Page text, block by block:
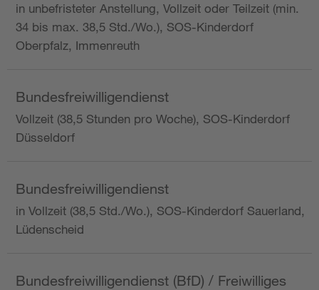
in unbefristeter Anstellung, Vollzeit oder Teilzeit (min.
34 bis max. 38,5 Std./Wo.), SOS-Kinderdorf
Oberpfalz, Immenreuth
Bundesfreiwilligendienst
Vollzeit (38,5 Stunden pro Woche), SOS-Kinderdorf
Düsseldorf
Bundesfreiwilligendienst
in Vollzeit (38,5 Std./Wo.), SOS-Kinderdorf Sauerland,
Lüdenscheid
Bundesfreiwilligendienst (BfD) / Freiwilliges